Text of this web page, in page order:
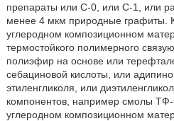
препараты или C-0, или C-1, или
менее 4 мкм природные графиты.
углеродном композиционном
термостойкого полимерного
полиэфир на основе или
себациновой кислоты, или
этиленгликоля, или
компонентов, например смолы ТФ-
углеродном композиционном